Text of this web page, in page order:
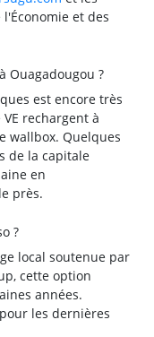
et des
Ouagadougou ?
est encore très
rechargent à
wallbox. Quelques
de la capitale
en
près.
?
local soutenue par
cette option
années.
pour les dernières